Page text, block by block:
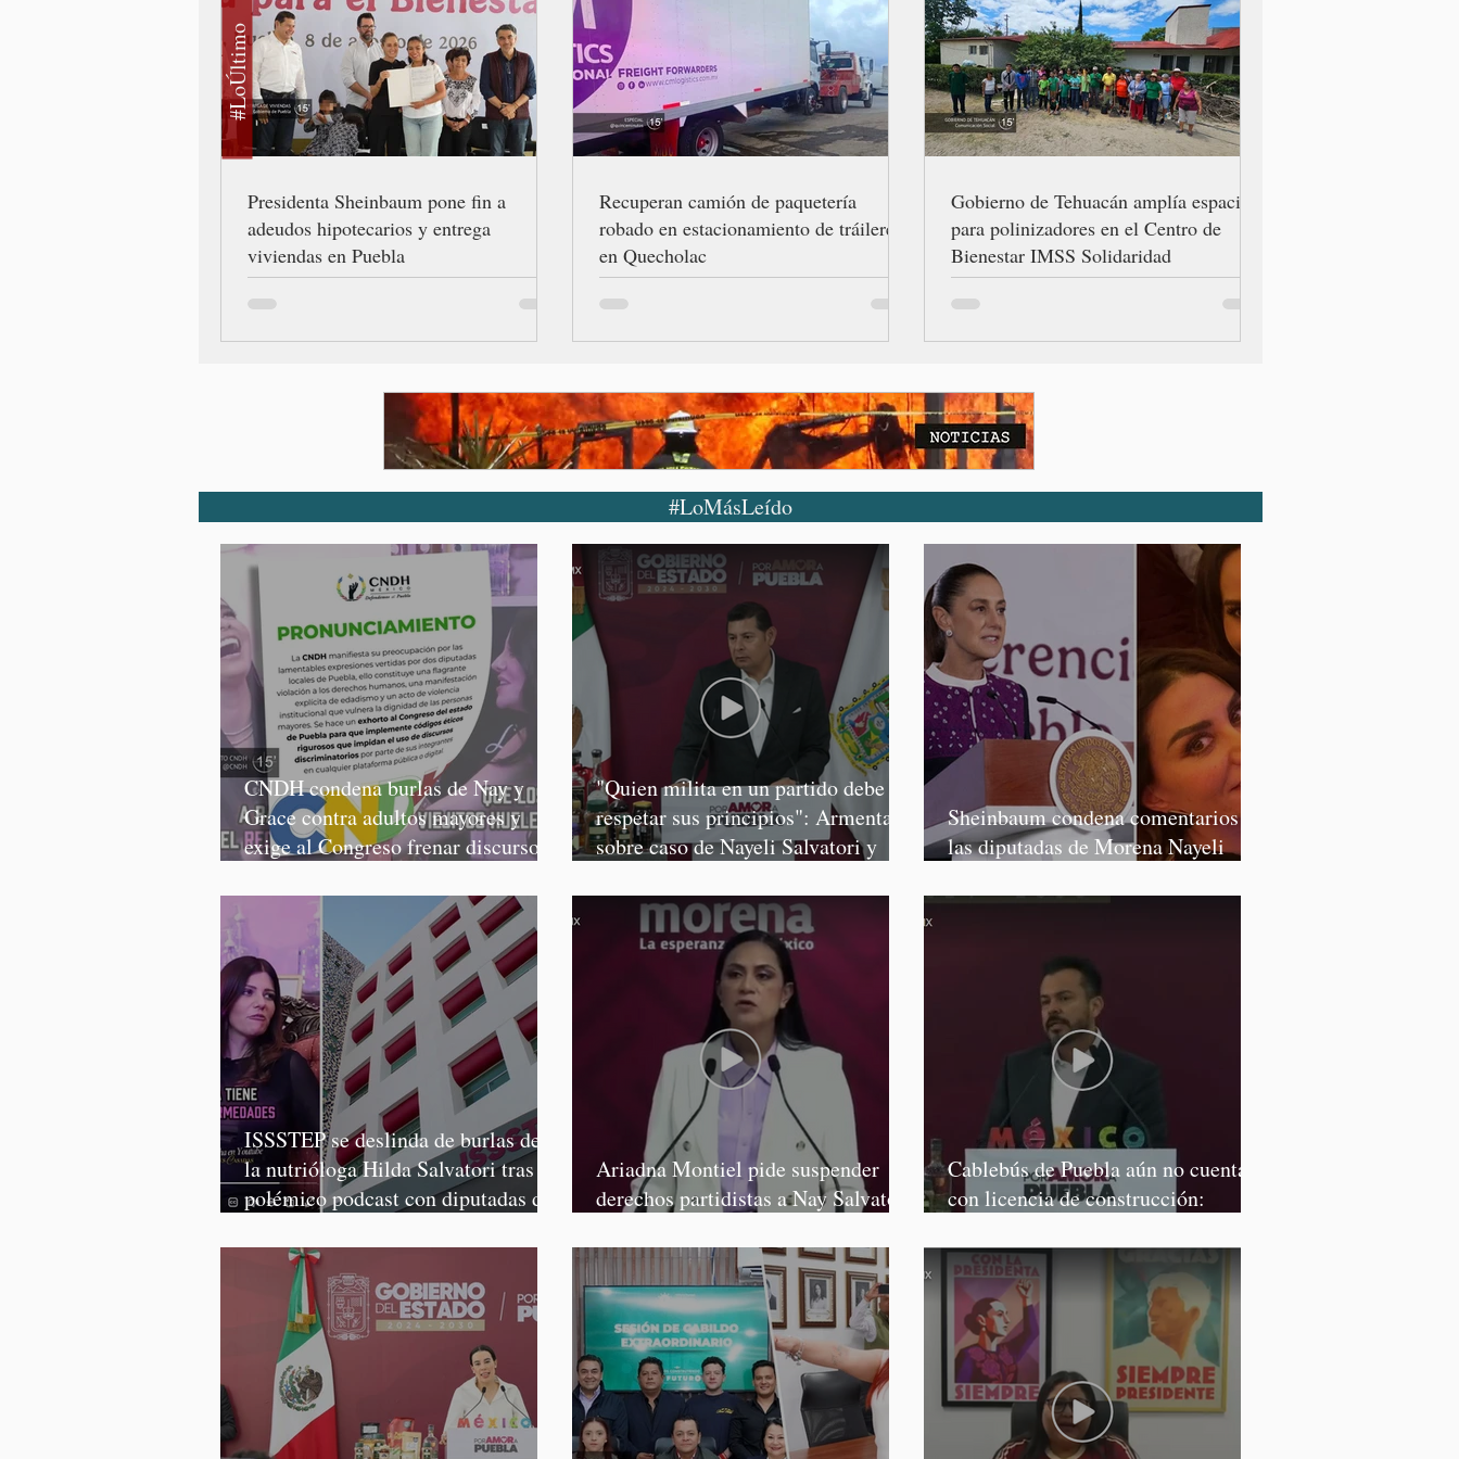
Presidenta Sheinbaum pone fin a
adeudos hipotecarios y entrega
viviendas en Puebla
Recuperan camión de paquetería
robado en estacionamiento de tráileres
en Quecholac
Gobierno de Tehuacán amplía espacio
para polinizadores en el Centro de
Bienestar IMSS Solidaridad
#LoÚltimo
#LoMásLeído
CNDH condena burlas de Nay y
Grace contra adultos mayores y
exige al Congreso frenar discursos
"Quien milita en un partido debe
respetar sus principios": Armenta,
sobre caso de Nayeli Salvatori y
Sheinbaum condena comentarios de
las diputadas de Morena Nayeli
ISSSTEP se deslinda de burlas de
la nutrióloga Hilda Salvatori tras
polémico podcast con diputadas de
Ariadna Montiel pide suspender
derechos partidistas a Nay Salvatori
Cablebús de Puebla aún no cuenta
con licencia de construcción: